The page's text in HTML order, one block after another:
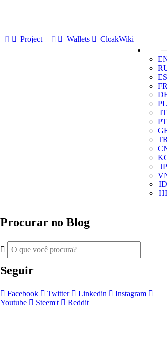
Project Wallets
CloakWiki
ES
FR
PL
IT
PT
JP
ID
HI
Procurar no Blog
Seguir
Facebook Twitter Linkedin
Instagram
Youtube
Steemit Reddit